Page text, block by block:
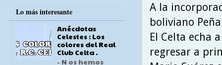
A la
boliviano
El Celta echa
regresar a
Lo más interesante
Anécdotas
Celestes : Los
colores del Real
Club Celta .
- N os hemos